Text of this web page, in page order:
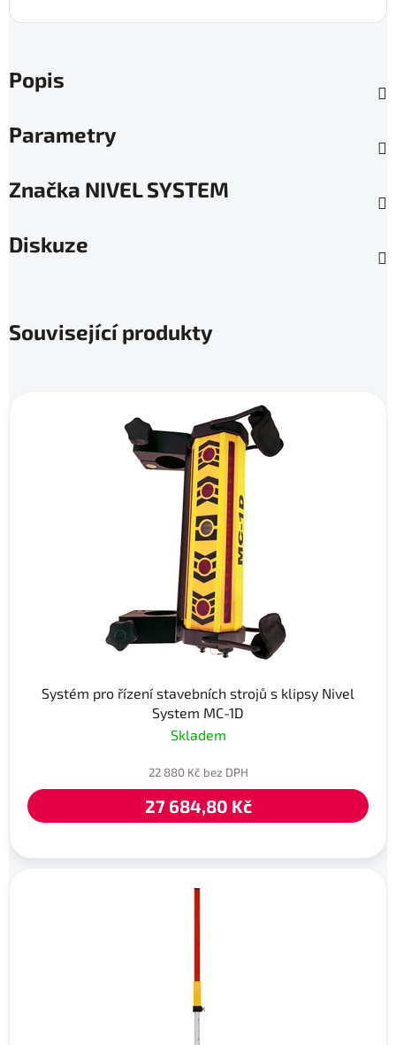
Popis
Parametry
Značka NIVEL SYSTEM
Diskuze
Související produkty
Systém pro řízení stavebních strojů s klipsy Nivel
System MC-1D
Skladem
22 880 Kč bez DPH
27 684,80 Kč